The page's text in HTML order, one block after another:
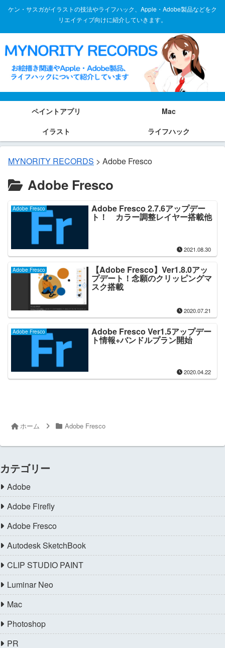
ケン・サスガがイラストの技法やライフハック、Apple・Adobe製品などをク
リエイティブ向けに紹介していきます。
ペイントアプリ
Mac
イラスト
ライフハック
MYNORITY RECORDS > Adobe Fresco
Adobe Fresco
Adobe Fresco Adobe Fresco 2.7.6アップデー
ト！ カラー調整レイヤー搭載他
2021.08.30
Adobe Fresco 【Adobe Fresco】Ver1.8.0アッ
プデート！念願のクリッピングマ
スク搭載
2020.07.21
Adobe Fresco Adobe Fresco Ver1.5アップデー
ト情報+バンドルプラン開始
2020.04.22
ホーム Adobe Fresco
カテゴリー
Adobe
Adobe Firefly
Adobe Fresco
Autodesk SketchBook
CLIP STUDIO PAINT
Luminar Neo
Mac
Photoshop
PR